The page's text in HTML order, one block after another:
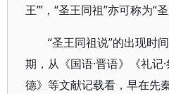
王’”，“圣王同祖”亦可称为“圣
“圣王同祖说”的出现时
期，从《国语·晋语》《礼记
德》等文献记载看，早在先